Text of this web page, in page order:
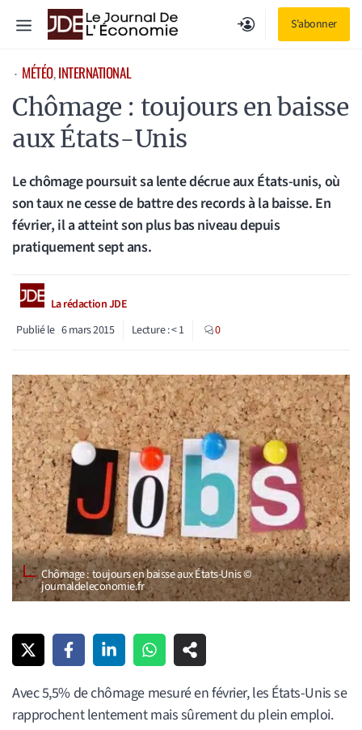
S'abonner
Menu
⋅ MÉTÉO, INTERNATIONAL
Chômage : toujours en baisse
aux États-Unis
Le chômage poursuit sa lente décrue aux États-unis, où
son taux ne cesse de battre des records à la baisse. En
février, il a atteint son plus bas niveau depuis
pratiquement sept ans.
La rédaction JDE
Publié le 6 mars 2015 Lecture :< 1 0
Chômage : toujours en baisse aux États-Unis ©
journaldeleconomie.fr
Avec 5,5% de chômage mesuré en février, les États-Unis se
rapprochent lentement mais sûrement du plein emploi.